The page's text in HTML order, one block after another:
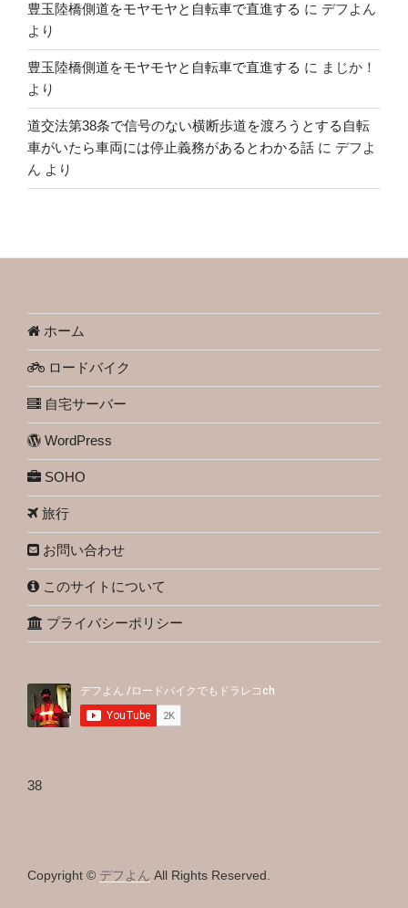
豊玉陸橋側道をモヤモヤと自転車で直進する に デフよん
より
豊玉陸橋側道をモヤモヤと自転車で直進する に まじか！
より
道交法第38条で信号のない横断歩道を渡ろうとする自転
車がいたら車両には停止義務があるとわかる話 に デフよ
ん より
ホーム
ロードバイク
自宅サーバー
WordPress
SOHO
旅行
お問い合わせ
このサイトについて
プライバシーポリシー
38
Copyright © デフよん All Rights Reserved.